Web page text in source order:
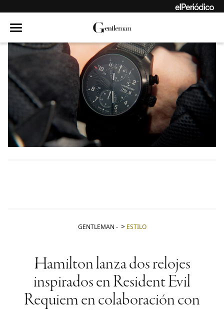
GENTLEMAN - ESTILO
Hamilton lanza dos relojes
inspirados en Resident Evil
Requiem en colaboración con